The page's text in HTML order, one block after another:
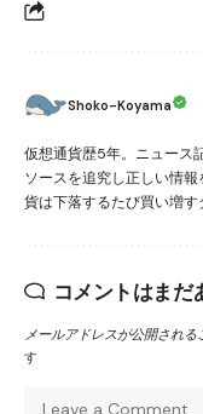
Shoko-Koyama
仮想通貨歴5年。ニュース
ソースを追究し正しい情
貨は下落するたび買い増す
コメントはまだ
メールアドレスが公開される
す